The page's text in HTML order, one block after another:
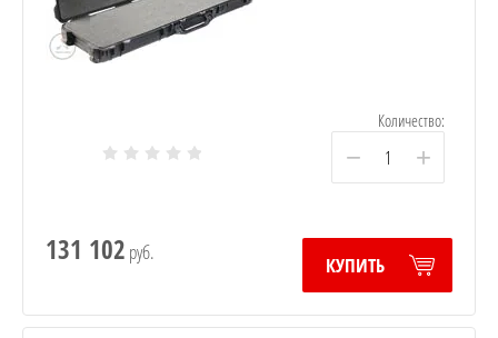
Количество:
− +
131 102 руб.
КУПИТЬ